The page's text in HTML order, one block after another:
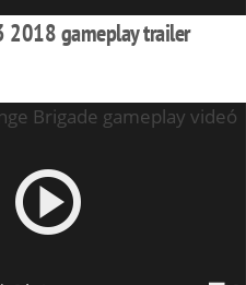
2018 gameplay trailer